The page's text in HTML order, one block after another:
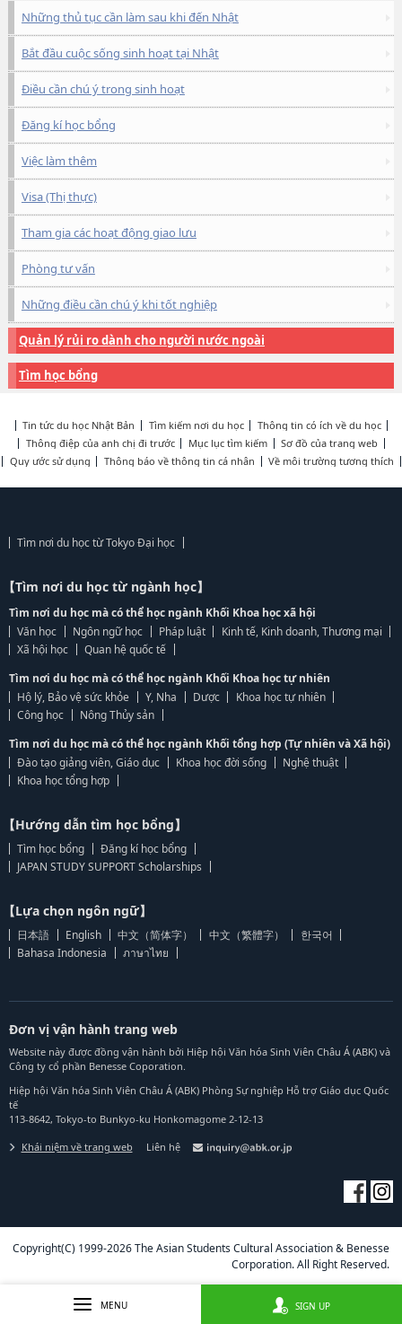
Những thủ tục cần làm sau khi đến Nhật
Bắt đầu cuộc sống sinh hoạt tại Nhật
Điều cần chú ý trong sinh hoạt
Đăng kí học bổng
Việc làm thêm
Visa (Thị thực)
Tham gia các hoạt động giao lưu
Phòng tư vấn
Những điều cần chú ý khi tốt nghiệp
Quản lý rủi ro dành cho người nước ngoài
Tìm học bổng
Tin tức du học Nhật Bản Tìm kiếm nơi du học
Thông tin có ích về du học
Thông điệp của anh chị đi trước
Mục lục tìm kiếm
Sơ đồ của trang web
Quy ước sử dụng
Thông báo về thông tin cá nhân Về môi trường tương thích
Tìm nơi du học từ Tokyo Đại học
【Tìm nơi du học từ ngành học】
Tìm nơi du học mà có thể học ngành Khối Khoa học xã hội
Văn học
Ngôn ngữ học Pháp luật
Kinh tế, Kinh doanh, Thương mại
Xã hội học
Quan hệ quốc tế
Tìm nơi du học mà có thể học ngành Khối Khoa học tự nhiên
Hộ lý, Bảo vệ sức khỏe
Y, Nha Dược
Khoa học tự nhiên
Công học
Nông Thủy sản
Tìm nơi du học mà có thể học ngành Khối tổng hợp (Tự nhiên và Xã hội)
Đào tạo giảng viên, Giáo dục
Khoa học đời sống
Nghệ thuật
Khoa học tổng hợp
【Hướng dẫn tìm học bổng】
Tìm học bổng
Đăng kí học bổng
JAPAN STUDY SUPPORT Scholarships
【Lựa chọn ngôn ngữ】
日本語 English 中文（简体字） 中文（繁體字）
한국어
Bahasa Indonesia
ภาษาไทย
Đơn vị vận hành trang web
Website này được đồng vận hành bởi Hiệp hội Văn hóa Sinh Viên Châu Á (ABK) và
Công ty cổ phần Benesse Coporation.
Hiệp hội Văn hóa Sinh Viên Châu Á (ABK) Phòng Sự nghiệp Hỗ trợ Giáo dục Quốc
tế
113-8642, Tokyo-to Bunkyo-ku Honkomagome 2-12-13
Khái niệm về trang web Liên hệ
Copyright(C) 1999-2026 The Asian Students Cultural Association & Benesse
Corporation. All Right Reserved.
MENU SIGN UP